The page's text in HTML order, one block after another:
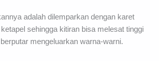
adalah dilemparkan dengan karet
sehingga kitiran bisa melesat tinggi
mengeluarkan warna-warni.